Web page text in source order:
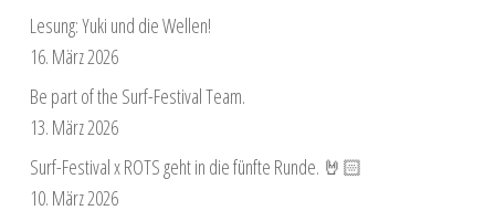
Lesung: Yuki und die Wellen!
16. März 2026
Be part of the Surf-Festival Team.
13. März 2026
Surf-Festival x ROTS geht in die fünfte Runde. 🤘🏻
10. März 2026